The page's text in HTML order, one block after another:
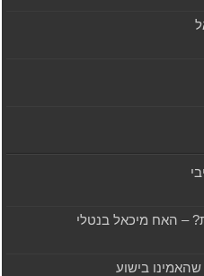
שהאמינו בישוע